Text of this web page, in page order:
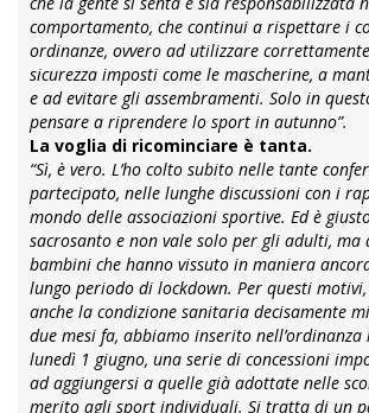
comportamento, che continui a rispettare i
ordinanze, ovvero ad utilizzare
sicurezza imposti come le mascherine, a
e ad evitare gli assembramenti. Solo in
pensare a riprendere lo sport in autunno”.
La voglia di ricominciare è tanta.
“Sì, è vero. L’ho colto subito nelle tante
partecipato, nelle lunghe discussioni con i
mondo delle associazioni sportive. Ed è
sacrosanto e non vale solo per gli adulti, ma
bambini che hanno vissuto in maniera
lungo periodo di lockdown. Per questi
anche la condizione sanitaria decisamente
due mesi fa, abbiamo inserito nell’ordinanza
lunedì 1 giugno, una serie di concessioni
ad aggiungersi a quelle già adottate nelle
merito agli sport individuali. Si tratta di un